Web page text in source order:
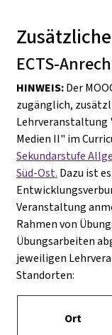
ECTS-
HINWEIS:Der
zugänglich,
Lehrveranstaltung
Medien II" im
Sekundarstufe
Süd-Ost. Dazu ist
Veranstaltung
Rahmen von
Übungsarbeiten
jeweiligen
Standorten:
Ort